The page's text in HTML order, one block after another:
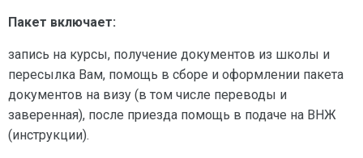
Пакет включает:
запись на курсы, получение документов из школы и
пересылка Вам, помощь в сборе и оформлении пакета
документов на визу (в том числе переводы и
заверенная), после приезда помощь в подаче на ВНЖ
(инструкции).